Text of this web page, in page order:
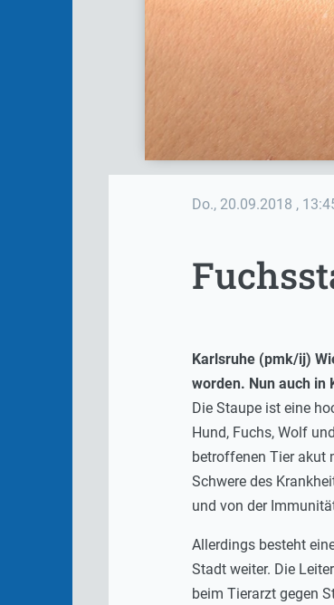
Do., 20.09.2018 ,
Karlsruhe (pmk/ij)
worden. Nun auch in
Die Staupe ist eine
Hund, Fuchs, Wolf
betroffenen Tier akut
Schwere des
und von der
Allerdings besteht
Stadt weiter. Die
beim Tierarzt gegen